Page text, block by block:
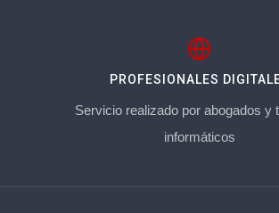
PROFESIONALES
Servicio realizado por abogados y
informáticos